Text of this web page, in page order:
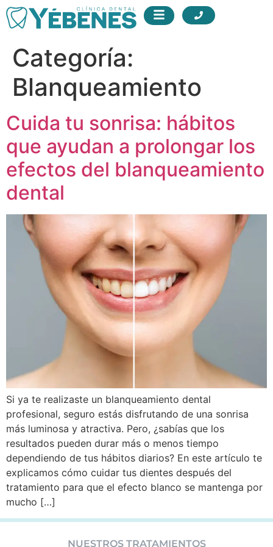
Categoría:
Blanqueamiento
Cuida tu sonrisa: hábitos
que ayudan a prolongar los
efectos del blanqueamiento
dental
Si ya te realizaste un blanqueamiento dental
profesional, seguro estás disfrutando de una sonrisa
más luminosa y atractiva. Pero, ¿sabías que los
resultados pueden durar más o menos tiempo
dependiendo de tus hábitos diarios? En este artículo te
explicamos cómo cuidar tus dientes después del
tratamiento para que el efecto blanco se mantenga por
mucho […]
NUESTROS TRATAMIENTOS